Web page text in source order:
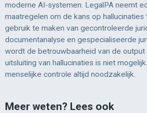
moderne AI-systemen. LegalPA neemt
maatregelen om de kans op
gebruik te maken van gecontroleerde
documentanalyse en gespecialiseerde
wordt de betrouwbaarheid van de
uitsluiting van hallucinaties is niet
menselijke controle altijd noodzakelijk.
Meer weten? Lees ook